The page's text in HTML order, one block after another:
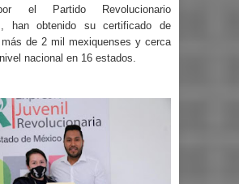
el Partido Revolucionario
han obtenido su certificado de
más de 2 mil mexiquenses y cerca
nacional en 16 estados.